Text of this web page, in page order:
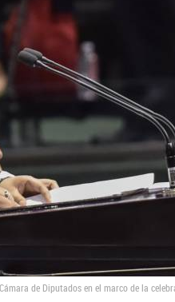
de Diputados en el marco de la